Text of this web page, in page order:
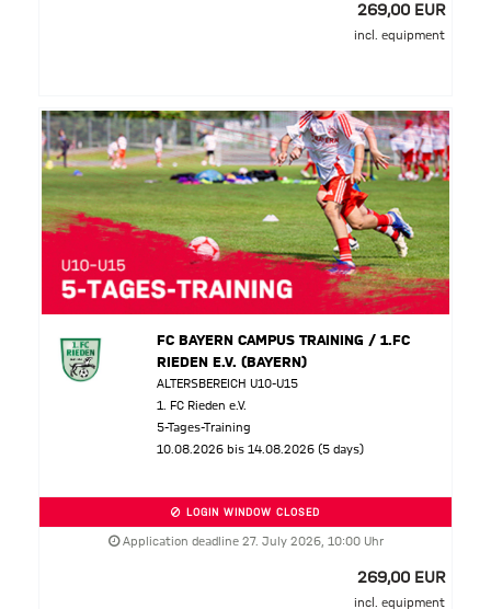
269,00 EUR
incl. equipment
FC BAYERN CAMPUS TRAINING / 1.FC
RIEDEN E.V. (BAYERN)
ALTERSBEREICH U10-U15
1. FC Rieden e.V.
5-Tages-Training
10.08.2026 bis 14.08.2026 (5 days)
LOGIN WINDOW CLOSED
Application deadline 27. July 2026, 10:00 Uhr
269,00 EUR
incl. equipment